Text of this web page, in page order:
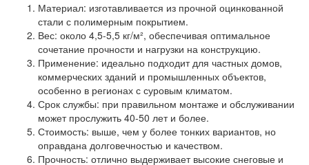
Материал: изготавливается из прочной оцинкованной
стали с полимерным покрытием.
Вес: около 4,5-5,5 кг/м², обеспечивая оптимальное
сочетание прочности и нагрузки на конструкцию.
Применение: идеально подходит для частных домов,
коммерческих зданий и промышленных объектов,
особенно в регионах с суровым климатом.
Срок службы: при правильном монтаже и обслуживании
может прослужить 40-50 лет и более.
Стоимость: выше, чем у более тонких вариантов, но
оправдана долговечностью и качеством.
Прочность: отлично выдерживает высокие снеговые и